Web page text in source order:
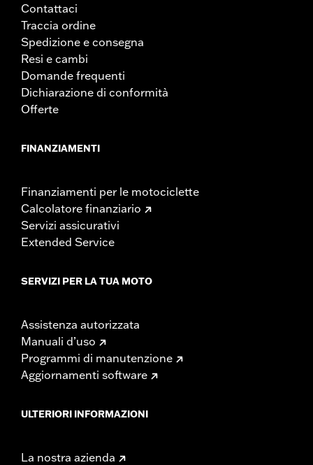
Contattaci
Traccia ordine
Spedizione e consegna
Resi e cambi
Domande frequenti
Dichiarazione di conformità
Offerte
FINANZIAMENTI
Finanziamenti per le motociclette
Calcolatore finanziario
Servizi assicurativi
Extended Service
SERVIZI PER LA TUA MOTO
Assistenza autorizzata
Manuali d’uso
Programmi di manutenzione
Aggiornamenti software
ULTERIORI INFORMAZIONI
La nostra azienda